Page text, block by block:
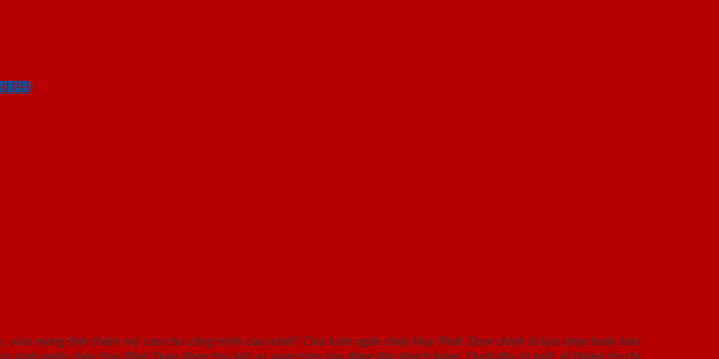
PHÍ
Hãng & Chất Lượng
vừa mang tính thẩm mỹ cao cho công trình của mình? Cửa kính ngăn cháy Huy Phát Door chính là lựa chọn hoàn hảo